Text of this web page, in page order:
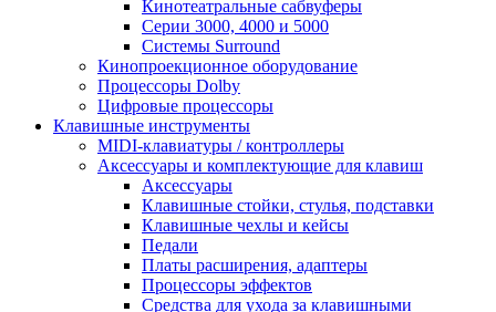
Кинотеатральные сабвуферы
Серии 3000, 4000 и 5000
Системы Surround
Кинопроекционное оборудование
Процессоры Dolby
Цифровые процессоры
Клавишные инструменты
MIDI-клавиатуры / контроллеры
Аксессуары и комплектующие для клавиш
Аксессуары
Клавишные стойки, стулья, подставки
Клавишные чехлы и кейсы
Педали
Платы расширения, адаптеры
Процессоры эффектов
Средства для ухода за клавишными